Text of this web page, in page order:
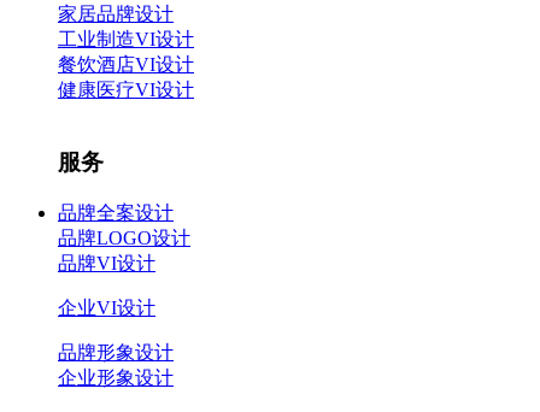
家居品牌设计
工业制造VI设计
餐饮酒店VI设计
健康医疗VI设计
服务
品牌全案设计
品牌LOGO设计
品牌VI设计
企业VI设计
品牌形象设计
企业形象设计